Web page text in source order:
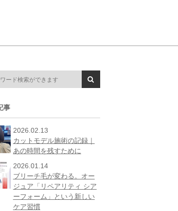
事
2026.02.13
カットモデル施術の記録｜
あの時間を残すために
2026.01.14
ブリーチ毛が変わる。オー
ジュア「リペアリティ シア
ーフォーム」という新しい
ケア習慣